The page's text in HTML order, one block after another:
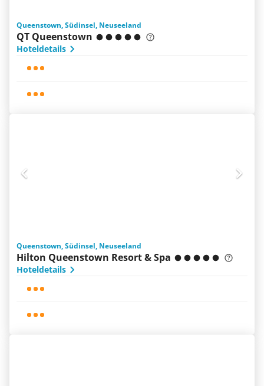
Queenstown, Südinsel, Neuseeland
QT Queenstown
Hoteldetails
Queenstown, Südinsel, Neuseeland
Hilton Queenstown Resort & Spa
Hoteldetails